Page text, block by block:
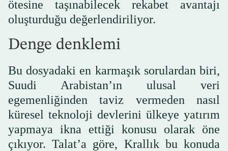
ötesine taşınabilecek rekabet avantajı
oluşturduğu değerlendiriliyor.
Denge denklemi
Bu dosyadaki en karmaşık sorulardan biri,
Suudi Arabistan’ın ulusal veri
egemenliğinden taviz vermeden nasıl
küresel teknoloji devlerini ülkeye yatırım
yapmaya ikna ettiği konusu olarak öne
çıkıyor. Talat’a göre, Krallık bu konuda